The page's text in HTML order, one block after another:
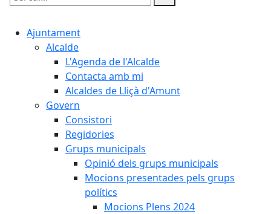
Cercar:
Ajuntament
Alcalde
L'Agenda de l'Alcalde
Contacta amb mi
Alcaldes de Lliçà d'Amunt
Govern
Consistori
Regidories
Grups municipals
Opinió dels grups municipals
Mocions presentades pels grups
polítics
Mocions Plens 2024